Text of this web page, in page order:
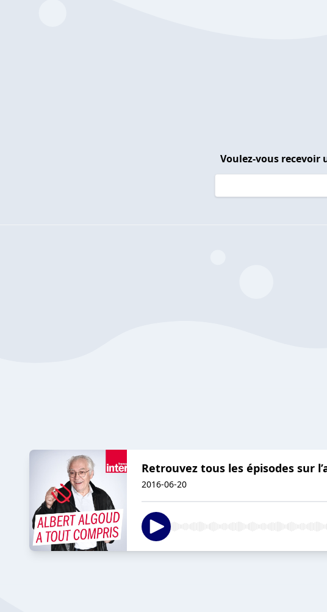
Voulez-vous recevoir
Retrouvez tous les épisodes sur
2016-06-20